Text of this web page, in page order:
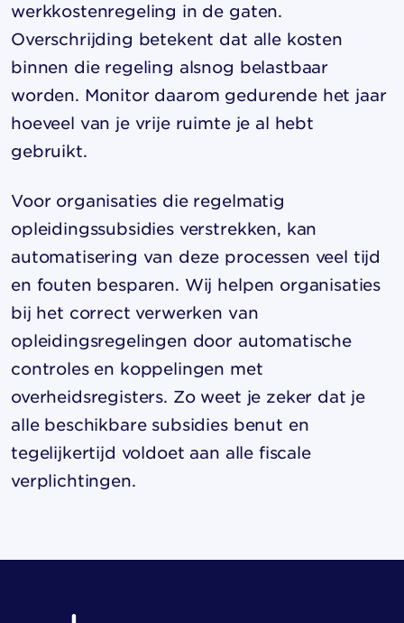
werkkostenregeling in de gaten.
Overschrijding betekent dat alle kosten
binnen die regeling alsnog belastbaar
worden. Monitor daarom gedurende het jaar
hoeveel van je vrije ruimte je al hebt
gebruikt.
Voor organisaties die regelmatig
opleidingssubsidies verstrekken, kan
automatisering van deze processen veel tijd
en fouten besparen. Wij helpen organisaties
bij het correct verwerken van
opleidingsregelingen door automatische
controles en koppelingen met
overheidsregisters. Zo weet je zeker dat je
alle beschikbare subsidies benut en
tegelijkertijd voldoet aan alle fiscale
verplichtingen.